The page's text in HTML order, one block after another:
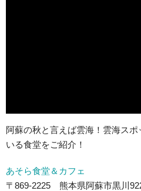
阿蘇の秋と言えば雲海！雲海ス
いる食堂をご紹介！
あそら食堂＆カフェ
〒869-2225 熊本県阿蘇市黒川